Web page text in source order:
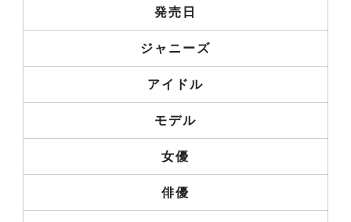
発売日
ジャニーズ
アイドル
モデル
女優
俳優